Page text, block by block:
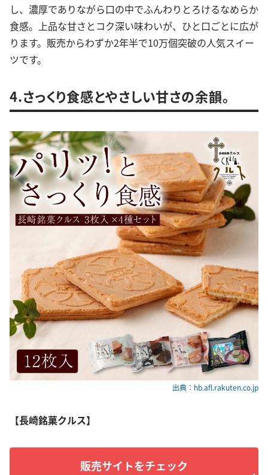
し、濃厚でありながら口の中でふんわりとろけるなめらか
食感。上品な甘さとコク深い味わいが、ひと口ごとに広が
ります。販売からわずか2年半で10万個突破の人気スイー
ツです。
4.さっくり食感とやさしい甘さの余韻。
出典：hb.afl.rakuten.co.jp
【長崎銘菓クルス】
販売サイトをチェック